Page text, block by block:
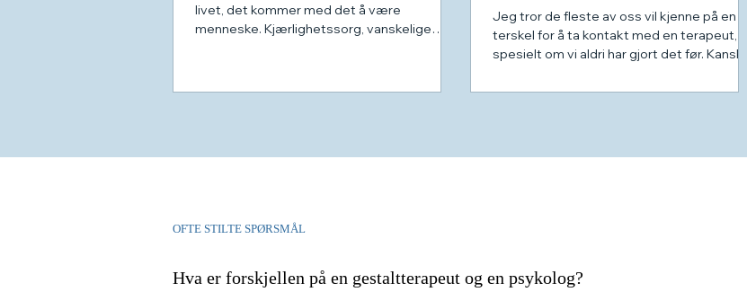
livet, det kommer med det å være
menneske. Kjærlighetssorg, vanskelige
Jeg tror de fleste av oss vil kjenne på en
terskel for å ta kontakt med en terapeut,
spesielt om vi aldri har gjort det før. Kanskje
OFTE STILTE SPØRSMÅL
Hva er forskjellen på en gestaltterapeut og en psykolog?